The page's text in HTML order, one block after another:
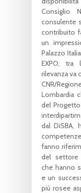
Consiglio
consulente
contribuito
un
Palazzo
EXPO; tra
rilevanza va
CNR/
Lombardia
del Progetto
dal DiSBA,
fanno
del settore
che hanno
e un
più rosee